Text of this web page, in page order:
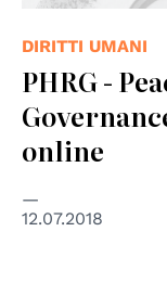
DIRITTI UMANI
PHRG -
online
12.07.2018